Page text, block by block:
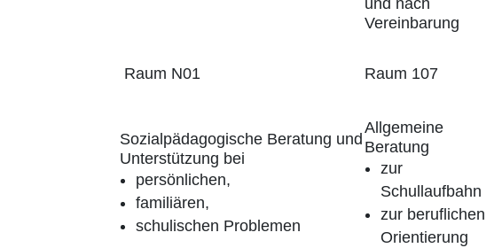
und nach
Vereinbarung
Raum N01 Raum 107
Sozialpädagogische Beratung und
Unterstützung bei
persönlichen,
familiären,
schulischen Problemen
Allgemeine
Beratung
zur
Schullaufbahn
zur beruflichen
Orientierung